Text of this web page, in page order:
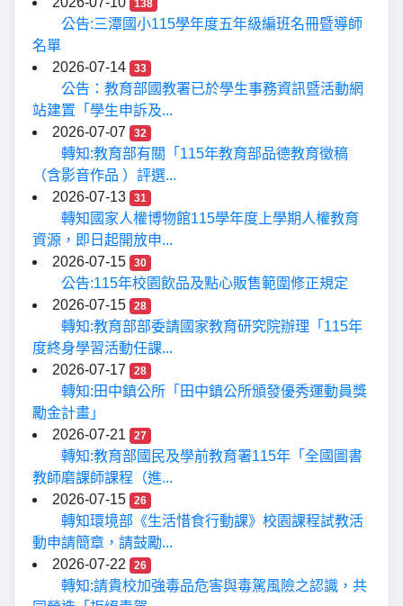
138
公告:三潭國小115學年度五年級編班名冊暨導師
名單
2026-07-14
33
公告：教育部國教署已於學生事務資訊暨活動網
站建置「學生申訴及...
2026-07-07
32
轉知:教育部有關「115年教育部品德教育徵稿
（含影音作品 ）評選...
2026-07-13
31
轉知國家人權博物館115學年度上學期人權教育
資源，即日起開放申...
2026-07-15
30
公告:115年校園飲品及點心販售範圍修正規定
2026-07-15
28
轉知:教育部部委請國家教育研究院辦理「115年
度終身學習活動任課...
2026-07-17
28
轉知:田中鎮公所「田中鎮公所頒發優秀運動員獎
勵金計畫」
2026-07-21
27
轉知:教育部國民及學前教育署115年「全國圖書
教師磨課師課程（進...
2026-07-15
26
轉知環境部《生活惜食行動課》校園課程試教活
動申請簡章，請鼓勵...
2026-07-22
26
轉知:請貴校加強毒品危害與毒駕風險之認識，共